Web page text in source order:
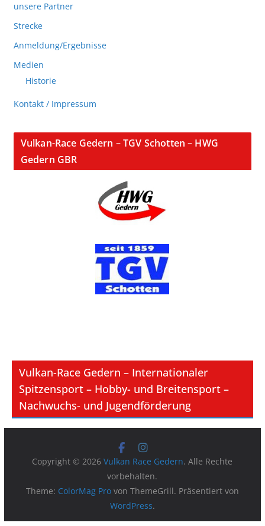
unsere Partner
Strecke
Anmeldung/Ergebnisse
Medien
Historie
Kontakt / Impressum
Vulkan-Race Gedern – TGV Schotten – HWG
Gedern GBR
Vulkan-Race Gedern – Internationaler
Spitzensport – Hobby- und Breitensport –
Nachwuchs- und Jugendförderung
Copyright © 2026Vulkan Race Gedern. Alle Rechte
vorbehalten.
Theme: ColorMag Provon ThemeGrill. Präsentiert von
WordPress.